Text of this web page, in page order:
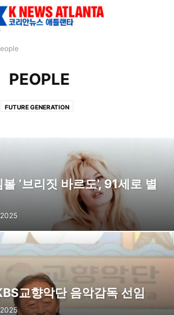
PEOPLE
FUTURE GENERATION
‘브리짓 바르도’, 91세로 별
교향악단 음악감독 선임